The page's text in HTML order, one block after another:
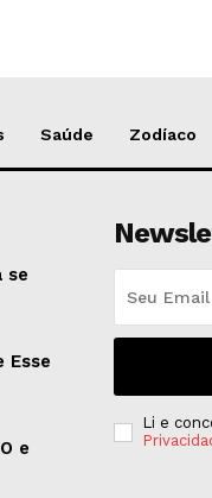
Saúde Zodíaco
se
Esse
e
Li e